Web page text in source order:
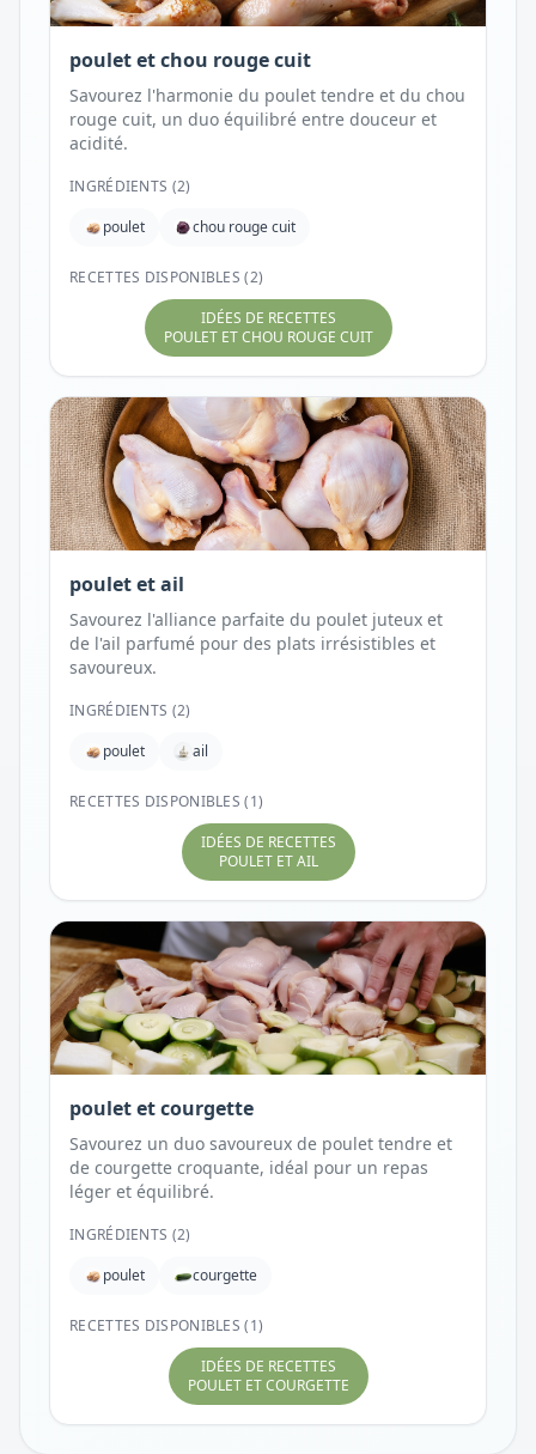
poulet et chou rouge cuit
Savourez l'harmonie du poulet tendre et du chou
rouge cuit, un duo équilibré entre douceur et
acidité.
INGRÉDIENTS (2)
poulet
chou rouge cuit
RECETTES DISPONIBLES (2)
IDÉES DE RECETTES
POULET ET CHOU ROUGE CUIT
poulet et ail
Savourez l'alliance parfaite du poulet juteux et
de l'ail parfumé pour des plats irrésistibles et
savoureux.
INGRÉDIENTS (2)
poulet
ail
RECETTES DISPONIBLES (1)
IDÉES DE RECETTES
POULET ET AIL
poulet et courgette
Savourez un duo savoureux de poulet tendre et
de courgette croquante, idéal pour un repas
léger et équilibré.
INGRÉDIENTS (2)
poulet
courgette
RECETTES DISPONIBLES (1)
IDÉES DE RECETTES
POULET ET COURGETTE